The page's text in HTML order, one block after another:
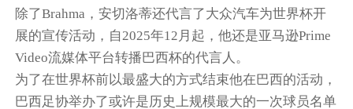
除了Brahma，安切洛蒂还代言了大众汽车为世界杯开
展的宣传活动，自2025年12月起，他还是亚马逊Prime
Video流媒体平台转播巴西杯的代言人。
为了在世界杯前以最盛大的方式结束他在巴西的活动，
巴西足协举办了或许是历史上规模最大的一次球员名单